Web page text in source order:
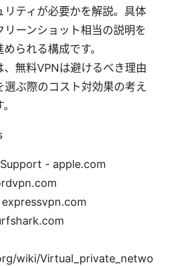
リティが必要かを解説。具体
リーンショット相当の説明を
られる構成です。
、無料VPNは避けるべき理由
選ぶ際のコスト対効果の考え
- apple.com
wiki/Virtual_private_netwo